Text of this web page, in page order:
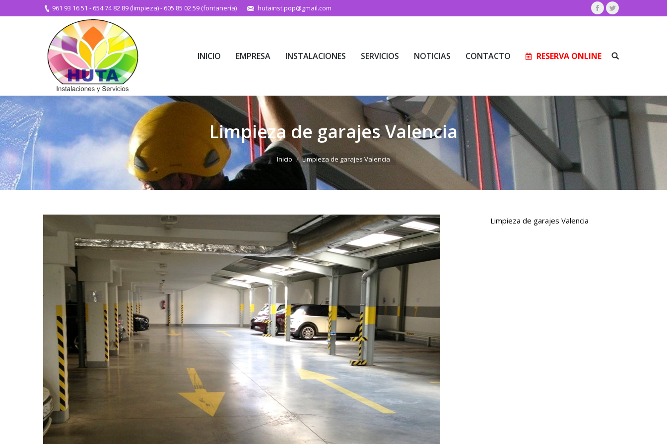
961 93 16 51 - 654 74 82 89 (limpieza)- 605 85 02 59 (fontanería) hutainst.pop@gmail.com Facebook
Twitter
INICIO EMPRESA INSTALACIONES SERVICIOS NOTICIAS CONTACTO RESERVA ONLINE Buscar:
Limpieza de garajes Valencia
Estás aquí:
Inicio Limpieza de garajes Valencia
Limpieza de garajes Valencia